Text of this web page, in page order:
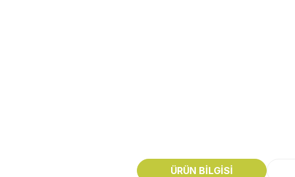
ÜRÜN BILGISI